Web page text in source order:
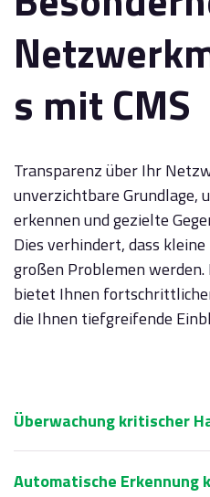
s mit CMS
Transparenz über Ihr
unverzichtbare Grundlage,
erkennen und gezielte
Dies verhindert, dass
großen Problemen
bietet Ihnen
die Ihnen tiefgreifende
Überwachung kritischer
Automatische Erkennung